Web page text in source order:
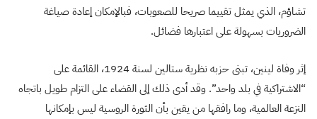
تشاؤم، الذي يمثل تقييما صريحا للصعوبات، فبالإمكان إعادة صياغة
الضروريات بسهولة على اعتبارها فضائل.
إثر وفاة لينين، تبنى حزبه نظرية ستالين لسنة 1924، القائمة على
“الاشتراكية في بلد واحد”. وقد أدى ذلك إلى القضاء على التزام طويل باتجاه
النزعة العالمية، وما رافقها من يقين بأن الثورة الروسية ليس بإمكانها